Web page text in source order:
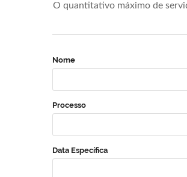
O quantitativo máximo de
Nome
Processo
Data Específica